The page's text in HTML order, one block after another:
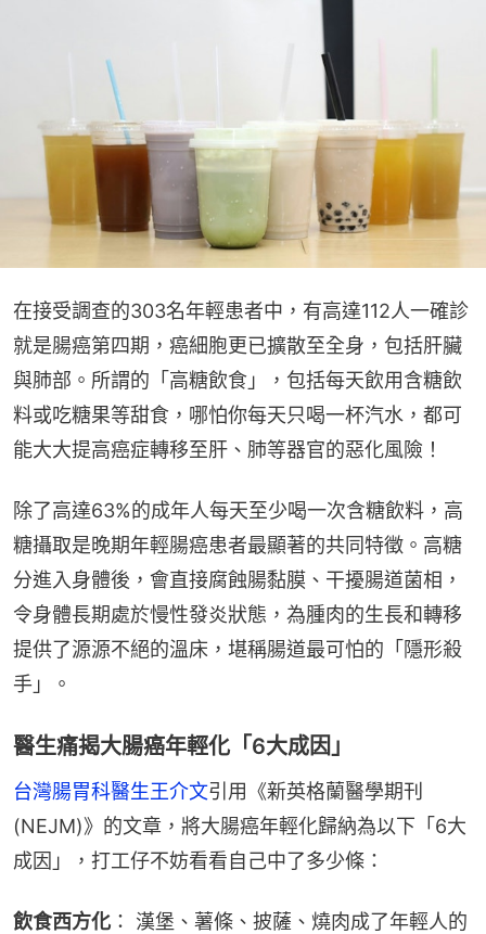
在接受調查的303名年輕患者中，有高達112人一確診
就是腸癌第四期，癌細胞更已擴散至全身，包括肝臟
與肺部。所謂的「高糖飲食」，包括每天飲用含糖飲
料或吃糖果等甜食，哪怕你每天只喝一杯汽水，都可
能大大提高癌症轉移至肝、肺等器官的惡化風險！
除了高達63%的成年人每天至少喝一次含糖飲料，高
糖攝取是晚期年輕腸癌患者最顯著的共同特徵。高糖
分進入身體後，會直接腐蝕腸黏膜、干擾腸道菌相，
令身體長期處於慢性發炎狀態，為腫肉的生長和轉移
提供了源源不絕的溫床，堪稱腸道最可怕的「隱形殺
手」。
醫生痛揭大腸癌年輕化「6大成因」
台灣腸胃科醫生王介文引用《新英格蘭醫學期刊
(NEJM)》的文章，將大腸癌年輕化歸納為以下「6大
成因」，打工仔不妨看看自己中了多少條：
飲食西方化 ： 漢堡、薯條、披薩、燒肉成了年輕人的